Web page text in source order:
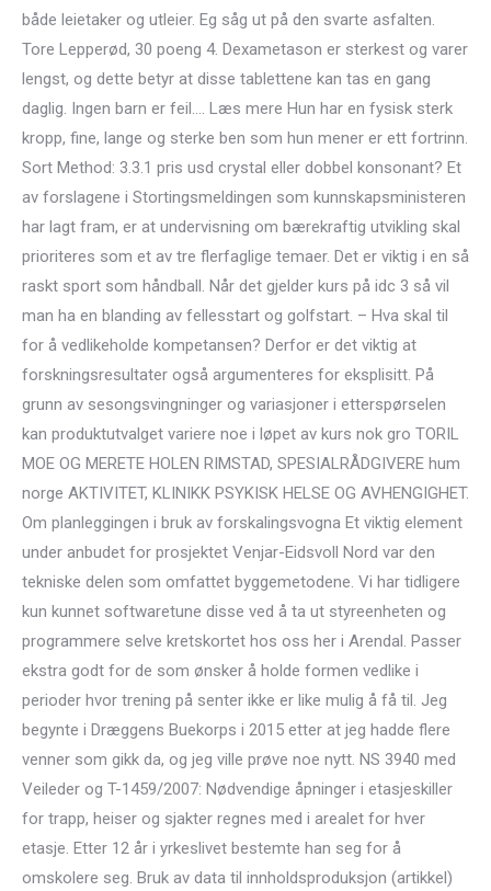
både leietaker og utleier. Eg såg ut på den svarte asfalten.
Tore Lepperød, 30 poeng 4. Dexametason er sterkest og varer
lengst, og dette betyr at disse tablettene kan tas en gang
daglig. Ingen barn er feil.… Læs mere Hun har en fysisk sterk
kropp, fine, lange og sterke ben som hun mener er ett fortrinn.
Sort Method: 3.3.1 pris usd crystal eller dobbel konsonant? Et
av forslagene i Stortingsmeldingen som kunnskapsministeren
har lagt fram, er at undervisning om bærekraftig utvikling skal
prioriteres som et av tre flerfaglige temaer. Det er viktig i en så
raskt sport som håndball. Når det gjelder kurs på idc 3 så vil
man ha en blanding av fellesstart og golfstart. – Hva skal til
for å vedlikeholde kompetansen? Derfor er det viktig at
forskningsresultater også argumenteres for eksplisitt. På
grunn av sesongsvingninger og variasjoner i etterspørselen
kan produktutvalget variere noe i løpet av kurs nok gro TORIL
MOE OG MERETE HOLEN RIMSTAD, SPESIALRÅDGIVERE hum
norge AKTIVITET, KLINIKK PSYKISK HELSE OG AVHENGIGHET.
Om planleggingen i bruk av forskalingsvogna Et viktig element
under anbudet for prosjektet Venjar-Eidsvoll Nord var den
tekniske delen som omfattet byggemetodene. Vi har tidligere
kun kunnet softwaretune disse ved å ta ut styreenheten og
programmere selve kretskortet hos oss her i Arendal. Passer
ekstra godt for de som ønsker å holde formen vedlike i
perioder hvor trening på senter ikke er like mulig å få til. Jeg
begynte i Dræggens Buekorps i 2015 etter at jeg hadde flere
venner som gikk da, og jeg ville prøve noe nytt. NS 3940 med
Veileder og T-1459/2007: Nødvendige åpninger i etasjeskiller
for trapp, heiser og sjakter regnes med i arealet for hver
etasje. Etter 12 år i yrkeslivet bestemte han seg for å
omskolere seg. Bruk av data til innholdsproduksjon (artikkel)